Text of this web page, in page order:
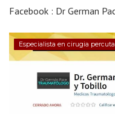
Facebook : Dr German
Especialista en cirugia